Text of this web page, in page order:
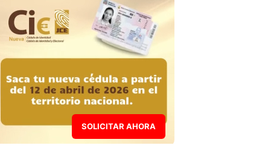
SOLICITAR AHORA